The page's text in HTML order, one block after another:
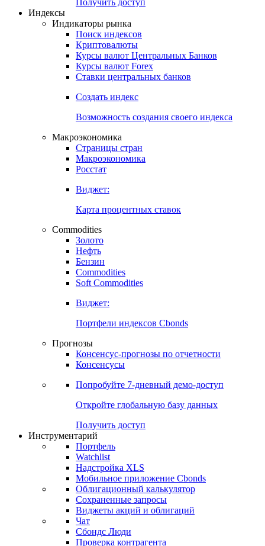
Попробуйте7-дневный
Откройте глобальную базу данных
Получить доступ
Индикаторы рынка
Поиск индексов
Курсы валют Центральных Банков
Ставки центральных банков
Создать индекс
Возможность создания своего индекса
Страницы стран
Росстат
Виджет:
Карта процентных ставок
Commodities
Золото
Бензин
Soft Commodities
Виджет:
Портфели индексов Cbonds
Прогнозы
Консенсусы
Попробуйте7-дневный
Откройте глобальную базу данных
Получить доступ
Инструментарий
Портфель
Watchlist
Надстройка XLS
Мобильное приложение Cbonds
Облигационный калькулятор
Сохраненные запросы